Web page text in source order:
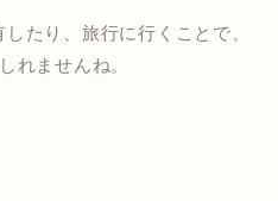
たり、旅行に行くことで、
れませんね。